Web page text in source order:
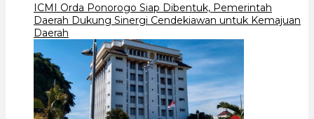
ICMI Orda Ponorogo Siap Dibentuk, Pemerintah
Daerah Dukung Sinergi Cendekiawan untuk Kemajuan
Daerah